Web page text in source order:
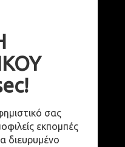
σας
εκπομπές
διευρυμένο